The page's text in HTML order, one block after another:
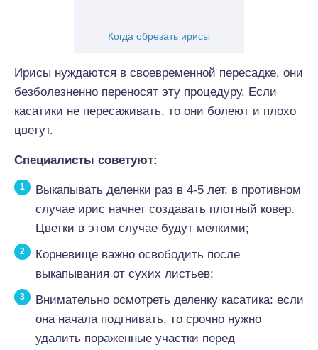
Когда обрезать ирисы
Ирисы нуждаются в своевременной пересадке, они
безболезненно переносят эту процедуру. Если
касатики не пересаживать, то они болеют и плохо
цветут.
Специалисты советуют:
Выкапывать деленки раз в 4-5 лет, в противном
случае ирис начнет создавать плотный ковер.
Цветки в этом случае будут мелкими;
Корневище важно освободить после
выкапывания от сухих листьев;
Внимательно осмотреть деленку касатика: если
она начала подгнивать, то срочно нужно
удалить пораженные участки перед